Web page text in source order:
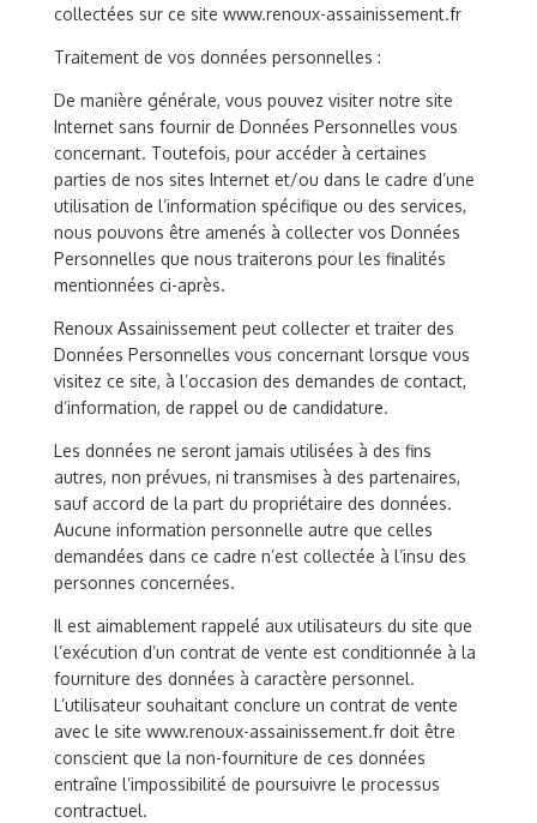
collectées sur ce site www.renoux-assainissement.fr
Traitement de vos données personnelles :
De manière générale, vous pouvez visiter notre site
Internet sans fournir de Données Personnelles vous
concernant. Toutefois, pour accéder à certaines
parties de nos sites Internet et/ou dans le cadre d’une
utilisation de l’information spécifique ou des services,
nous pouvons être amenés à collecter vos Données
Personnelles que nous traiterons pour les finalités
mentionnées ci-après.
Renoux Assainissement peut collecter et traiter des
Données Personnelles vous concernant lorsque vous
visitez ce site, à l’occasion des demandes de contact,
d’information, de rappel ou de candidature.
Les données ne seront jamais utilisées à des fins
autres, non prévues, ni transmises à des partenaires,
sauf accord de la part du propriétaire des données.
Aucune information personnelle autre que celles
demandées dans ce cadre n’est collectée à l’insu des
personnes concernées.
Il est aimablement rappelé aux utilisateurs du site que
l’exécution d’un contrat de vente est conditionnée à la
fourniture des données à caractère personnel.
L’utilisateur souhaitant conclure un contrat de vente
avec le site www.renoux-assainissement.fr doit être
conscient que la non-fourniture de ces données
entraîne l’impossibilité de poursuivre le processus
contractuel.